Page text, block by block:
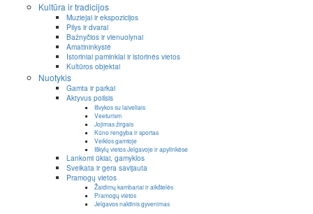
Kultūra ir tradicijos
Muziejai ir ekspozicijos
Pilys ir dvarai
Bažnyčios ir vienuolynai
Amatininkystė
Istoriniai paminklai ir istorinės vietos
Kultūros objektai
Nuotykis
Gamta ir parkai
Aktyvus poilsis
Išvykos su laiveliais
Veeturism
Jojimas žirgais
Kūno rengyba ir sportas
Veiklos gamtoje
Iškylų vietos Jelgavoje ir apylinkėse
Lankomi ūkiai, gamyklos
Sveikata ir gera savijauta
Pramogų vietos
Žaidimų kambariai ir aikštelės
Pramogų vietos
Jelgavos naktinis gyvenimas